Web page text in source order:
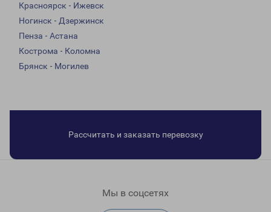
Красноярск - Ижевск
Ногинск - Дзержинск
Пенза - Астана
Кострома - Коломна
Брянск - Могилев
Рассчитать и заказать перевозку
Мы в соцсетях